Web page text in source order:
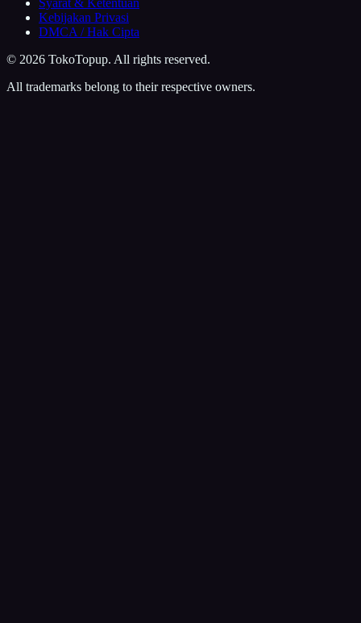
Syarat & Ketentuan
Kebijakan Privasi
DMCA / Hak Cipta
© 2026 TokoTopup. All rights reserved.
All trademarks belong to their respective owners.